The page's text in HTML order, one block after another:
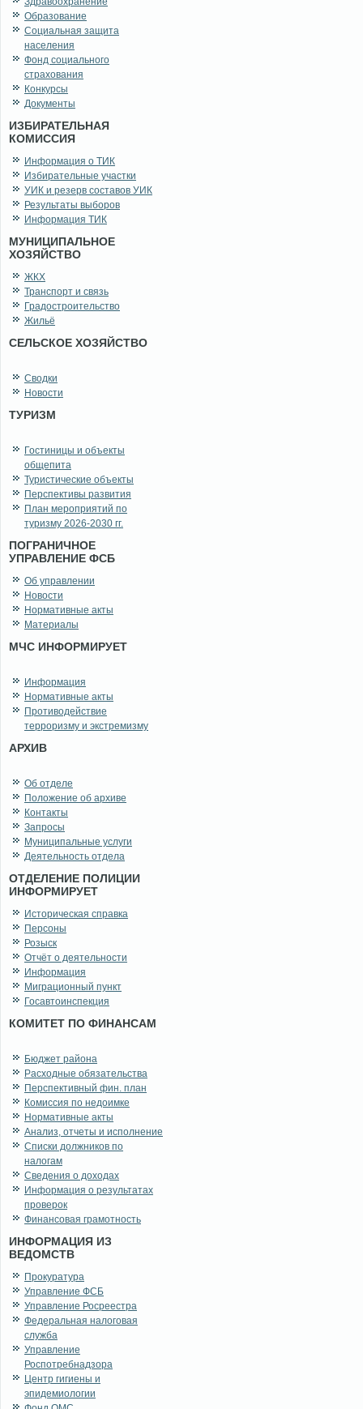
Образование
Социальная защита
населения
Фонд социального
страхования
Конкурсы
Документы
ИЗБИРАТЕЛЬНАЯ
КОМИССИЯ
Информация о ТИК
Избирательные участки
УИК и резерв составов УИК
Результаты выборов
Информация ТИК
МУНИЦИПАЛЬНОЕ
ХОЗЯЙСТВО
ЖКХ
Транспорт и связь
Градостроительство
Жильё
СЕЛЬСКОЕ ХОЗЯЙСТВО
Сводки
Новости
ТУРИЗМ
Гостиницы и объекты
общепита
Туристические объекты
Перспективы развития
План мероприятий по
туризму 2026-2030 гг.
ПОГРАНИЧНОЕ
УПРАВЛЕНИЕ ФСБ
Об управлении
Новости
Нормативные акты
Материалы
МЧС ИНФОРМИРУЕТ
Информация
Нормативные акты
Противодействие
терроризму и экстремизму
АРХИВ
Об отделе
Положение об архиве
Контакты
Запросы
Муниципальные услуги
Деятельность отдела
ОТДЕЛЕНИЕ ПОЛИЦИИ
ИНФОРМИРУЕТ
Историческая справка
Персоны
Розыск
Отчёт о деятельности
Информация
Миграционный пункт
Госавтоинспекция
КОМИТЕТ ПО ФИНАНСАМ
Бюджет района
Расходные обязательства
Перспективный фин. план
Комиссия по недоимке
Нормативные акты
Анализ, отчеты и исполнение
Списки должников по
налогам
Сведения о доходах
Информация о результатах
проверок
Финансовая грамотность
ИНФОРМАЦИЯ ИЗ
ВЕДОМСТВ
Прокуратура
Управление ФСБ
Управление Росреестра
Федеральная налоговая
служба
Управление
Роспотребнадзора
Центр гигиены и
эпидемиологии